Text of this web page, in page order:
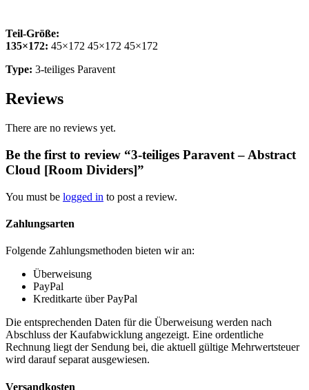
Teil-Größe:
135×172: 45×172 45×172 45×172
Type: 3-teiliges Paravent
Reviews
There are no reviews yet.
Be the first to review “3-teiliges Paravent – Abstract
Cloud [Room Dividers]”
You must be logged in to post a review.
Zahlungsarten
Folgende Zahlungsmethoden bieten wir an:
Überweisung
PayPal
Kreditkarte über PayPal
Die entsprechenden Daten für die Überweisung werden nach
Abschluss der Kaufabwicklung angezeigt. Eine ordentliche
Rechnung liegt der Sendung bei, die aktuell gültige Mehrwertsteuer
wird darauf separat ausgewiesen.
Versandkosten